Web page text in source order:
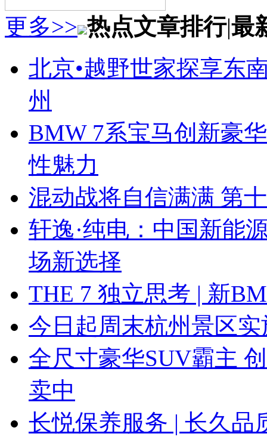
更多>> 热点文章排行|最
北京•越野世家探享东
州
BMW 7系宝马创新豪
性魅力
混动战将自信满满 第
轩逸·纯电：中国新能
场新选择
THE 7 独立思考 | 新
今日起周末杭州景区
全尺寸豪华SUV霸主
卖中
长悦保养服务 | 长久品